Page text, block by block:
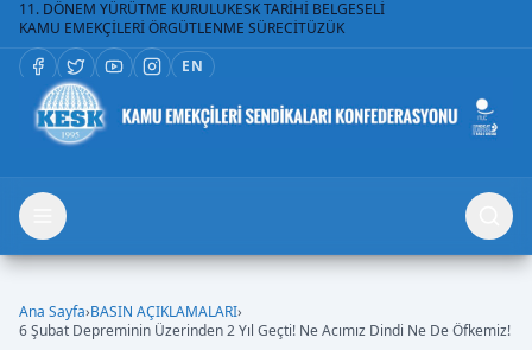
11. DÖNEM YÜRÜTME KURULUKESK TARİHİ BELGESELİ
KAMU EMEKÇİLERİ ÖRGÜTLENME SÜRECİTÜZÜK
EN
Ana Sayfa›BASIN AÇIKLAMALARI›
6 Şubat Depreminin Üzerinden 2 Yıl Geçti! Ne Acımız Dindi Ne De Öfkemiz!